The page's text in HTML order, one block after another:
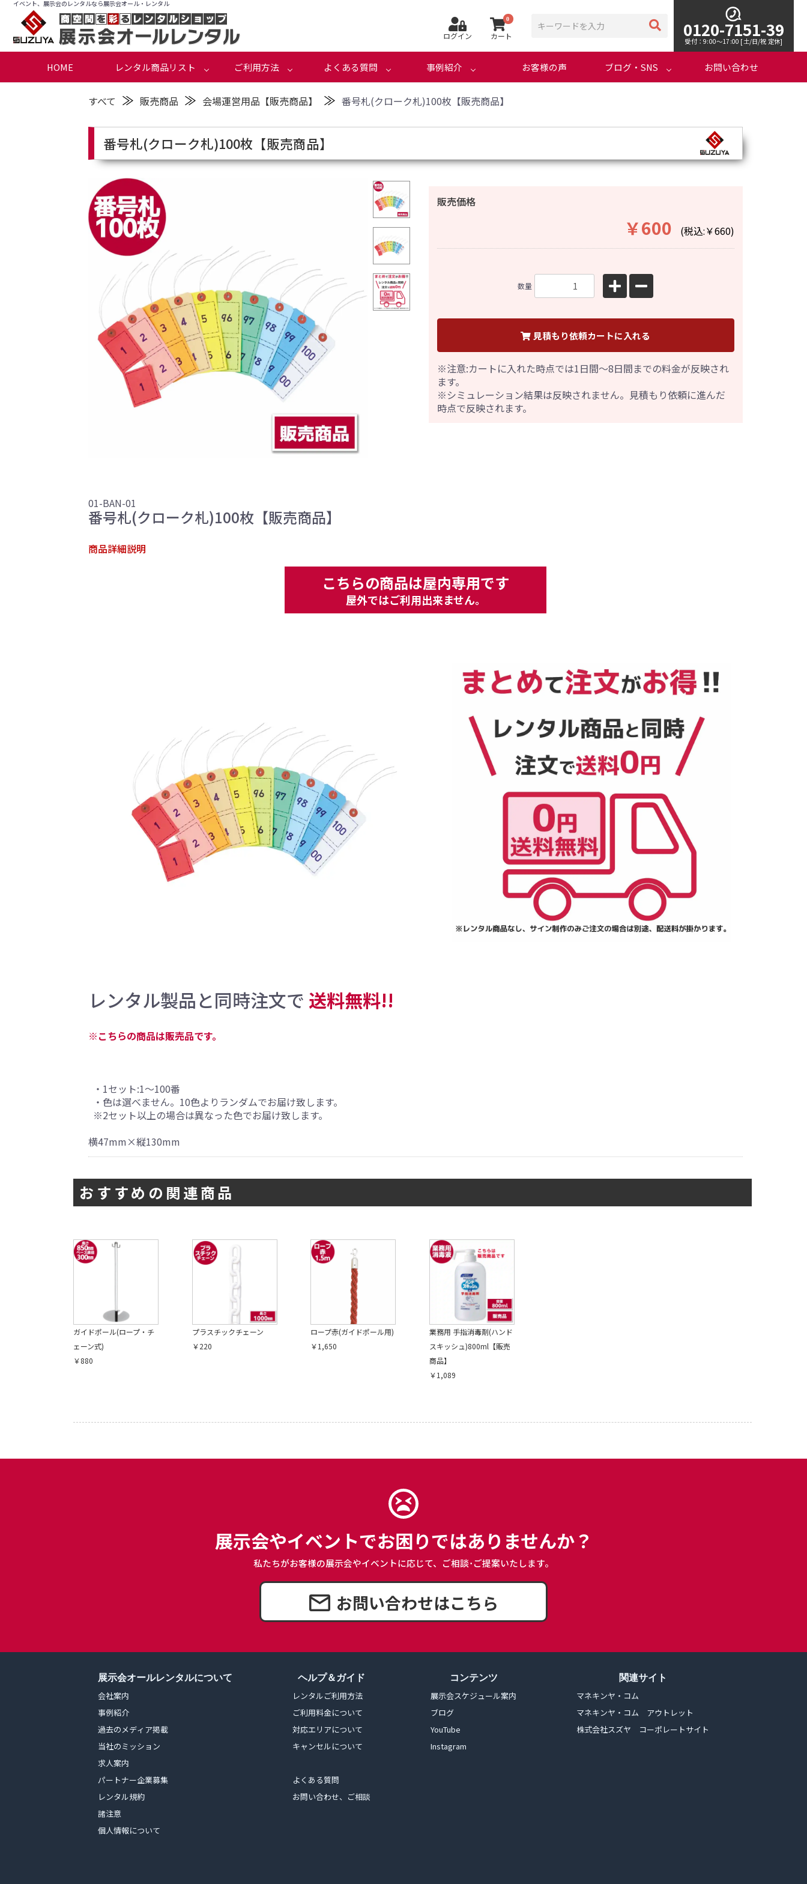
イベント、展示会のレンタルなら展示会オール・レンタル
ログイン
0
カート 0120-7151-39
受付：9:00～17:00 [土/日/祝 定休]
HOME レンタル商品リスト ご利用方法 よくある質問 事例紹介 お客様の声 ブログ・SNS お問い合わせ
すべて ≫ 販売商品 ≫ 会場運営用品【販売商品】 ≫ 番号札(クローク札)100枚【販売商品】
番号札(クローク札)100枚【販売商品】
01-BAN-01
番号札(クローク札)100枚【販売商品】
販売価格
￥600 (税込:￥660)
数量
見積もり依頼カートに入れる
※注意:カートに入れた時点では1日間～8日間までの料金が反映され
ます。
※シミュレーション結果は反映されません。見積もり依頼に進んだ
時点で反映されます。
引続き他の商品も選ぶ
商品詳細説明
こちらの商品は屋内専用です
屋外ではご利用出来ません。
レンタル製品と同時注文で 送料無料!!
※こちらの商品は販売品です。
・1セット:1～100番
・色は選べません。10色よりランダムでお届け致します。
※2セット以上の場合は異なった色でお届け致します。
横47mm×縦130mm
おすすめの関連商品
ガイドポール(ロープ・チ
ェーン式)
￥880
プラスチックチェーン
￥220
ロープ赤(ガイドポール用)
￥1,650
業務用 手指消毒剤(ハンド
スキッシュ)800ml【販売
商品】
￥1,089
展示会やイベントでお困りではありませんか？
私たちがお客様の展示会やイベントに応じて、 ご相談･ご提案いたします。
お問い合わせはこちら
展示会オールレンタルについて
会社案内
事例紹介
過去のメディア掲載
当社のミッション
求人案内
パートナー企業募集
レンタル規約
諸注意
個人情報について
ヘルプ＆ガイド
レンタルご利用方法
ご利用料金について
対応エリアについて
キャンセルについて
よくある質問
お問い合わせ、ご相談
コンテンツ
展示会スケジュール案内
ブログ
YouTube
Instagram
関連サイト
マネキンヤ・コム
マネキンヤ・コム アウトレット
株式会社スズヤ コーポレートサイト